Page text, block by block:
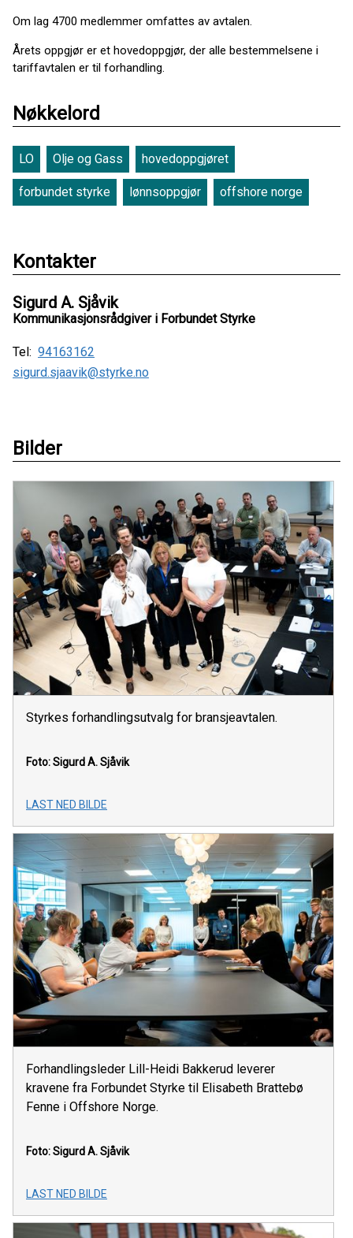
Om lag 4700 medlemmer omfattes av avtalen.
Årets oppgjør er et hovedoppgjør, der alle bestemmelsene i
tariffavtalen er til forhandling.
Nøkkelord
LO Olje og Gass hovedoppgjøret
forbundet styrke lønnsoppgjør offshore norge
Kontakter
Sigurd A. Sjåvik
Kommunikasjonsrådgiver i Forbundet Styrke
Tel: 94163162
sigurd.sjaavik@styrke.no
Bilder
Styrkes forhandlingsutvalg for bransjeavtalen.
Foto: Sigurd A. Sjåvik
LAST NED BILDE
Forhandlingsleder Lill-Heidi Bakkerud leverer
kravene fra Forbundet Styrke til Elisabeth Brattebø
Fenne i Offshore Norge.
Foto: Sigurd A. Sjåvik
LAST NED BILDE